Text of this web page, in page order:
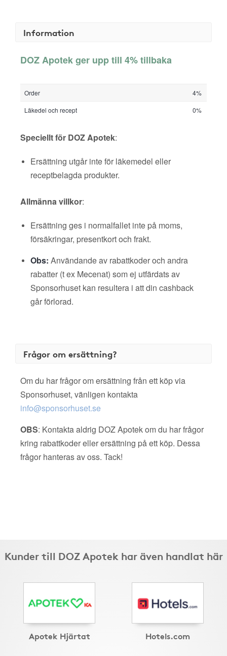
Information
DOZ Apotek ger upp till 4% tillbaka
Order
4%
Läkedel och recept
0%
Speciellt för DOZ Apotek:
Ersättning utgår inte för läkemedel eller
receptbelagda produkter.
Allmänna villkor:
Ersättning ges i normalfallet inte på moms,
försäkringar, presentkort och frakt.
Obs: Användande av rabattkoder och andra
rabatter (t ex Mecenat) som ej utfärdats av
Sponsorhuset kan resultera i att din cashback
går förlorad.
Frågor om ersättning?
Om du har frågor om ersättning från ett köp via
Sponsorhuset, vänligen kontakta
info@sponsorhuset.se
OBS: Kontakta aldrig DOZ Apotek om du har frågor
kring rabattkoder eller ersättning på ett köp. Dessa
frågor hanteras av oss. Tack!
Kunder till DOZ Apotek har även handlat här
Apotek Hjärtat Hotels.com